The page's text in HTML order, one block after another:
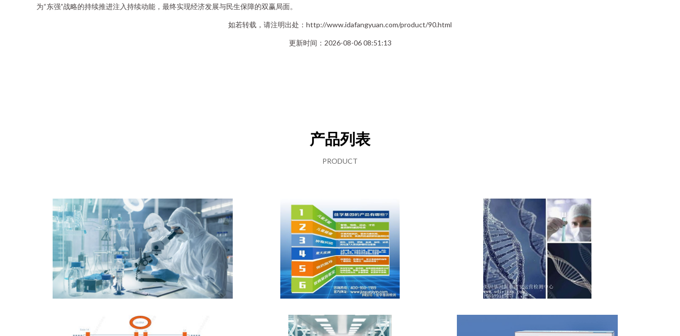
为“东强”战略的持续推进注入持续动能，最终实现经济发展与民生保障的双赢局面。
如若转载，请注明出处：http://www.idafangyuan.com/product/90.html
更新时间：2026-08-06 08:51:13
产品列表
PRODUCT